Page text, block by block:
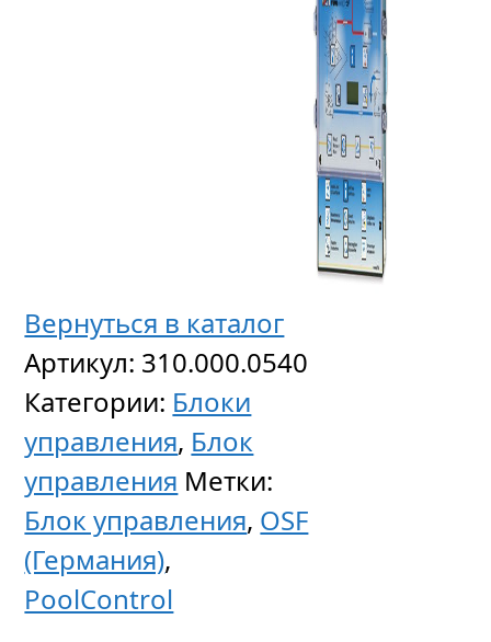
Вернуться в каталог
Артикул: 310.000.0540
Категории: Блоки
управления, Блок
управления Метки:
Блок управления, OSF
(Германия),
PoolСontrol